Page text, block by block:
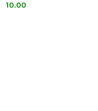
Cena:
10.00